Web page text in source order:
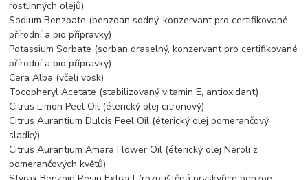
rostlinných olejů)
Sodium Benzoate (benzoan sodný, konzervant pro certifikované
přírodní a bio přípravky)
Potassium Sorbate (sorban draselný, konzervant pro certifikované
přírodní a bio přípravky)
Cera Alba (včelí vosk)
Tocopheryl Acetate (stabilizovaný vitamin E, antioxidant)
Citrus Limon Peel Oil (éterický olej citronový)
Citrus Aurantium Dulcis Peel Oil (éterický olej pomerančový
sladký)
Citrus Aurantium Amara Flower Oil (éterický olej Neroli z
pomerančových květů)